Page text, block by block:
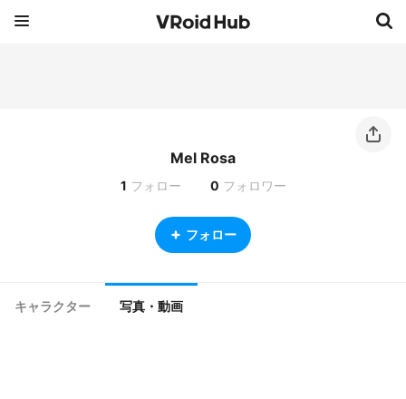
Mel Rosa
1 フォロー 0 フォロワー
フォロー
キャラクター 写真・動画